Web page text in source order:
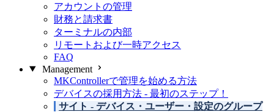
アカウントの管理
財務と請求書
ターミナルの内部
リモートおよび一時アクセス
FAQ
Management
MKControllerで管理を始める方法
デバイスの採用方法 - 最初のステップ！
サイト - デバイス・ユーザー・設定のグループ